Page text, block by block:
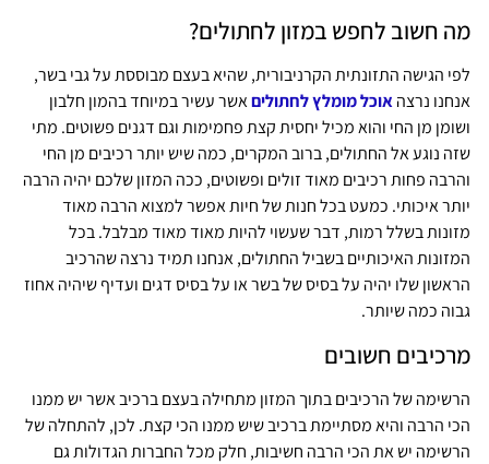
מה חשוב לחפש במזון לחתולים?
לפי הגישה התזונתית הקרניבורית, שהיא בעצם מבוססת על גבי בשר,
אנחנו נרצהאוכל מומלץ לחתוליםאשר עשיר במיוחד בהמון חלבון
ושומן מן החי והוא מכיל יחסית קצת פחמימות וגם דגנים פשוטים. מתי
שזה נוגע אל החתולים, ברוב המקרים, כמה שיש יותר רכיבים מן החי
והרבה פחות רכיבים מאוד זולים ופשוטים, ככה המזון שלכם יהיה הרבה
יותר איכותי. כמעט בכל חנות של חיות אפשר למצוא הרבה מאוד
מזונות בשלל רמות, דבר שעשוי להיות מאוד מאוד מבלבל. בכל
המזונות האיכותיים בשביל החתולים, אנחנו תמיד נרצה שהרכיב
הראשון שלו יהיה על בסיס של בשר או על בסיס דגים ועדיף שיהיה אחוז
גבוה כמה שיותר.
מרכיבים חשובים
הרשימה של הרכיבים בתוך המזון מתחילה בעצם ברכיב אשר יש ממנו
הכי הרבה והיא מסתיימת ברכיב שיש ממנו הכי קצת. לכן, להתחלה של
הרשימה יש את הכי הרבה חשיבות, חלק מכל החברות הגדולות גם